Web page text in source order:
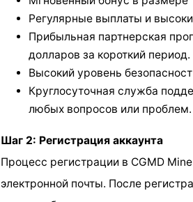
Регулярные выплаты и
Прибыльная партнерская
долларов за короткий период.
Высокий уровень
Круглосуточная служба
любых вопросов или проблем.
Шаг 2: Регистрация аккаунта
Процесс регистрации в CGMD
электронной почты. После